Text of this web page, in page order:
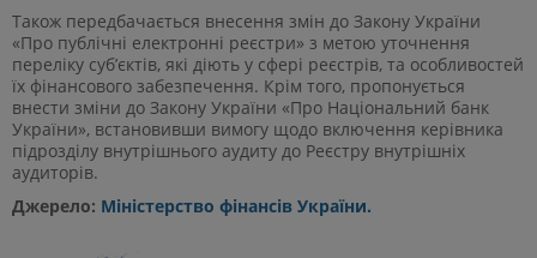
Також передбачається внесення змін до Закону України
«Про публічні електронні реєстри» з метою уточнення
переліку суб’єктів, які діють у сфері реєстрів, та особливостей
їх фінансового забезпечення. Крім того, пропонується
внести зміни до Закону України «Про Національний банк
України», встановивши вимогу щодо включення керівника
підрозділу внутрішнього аудиту до Реєстру внутрішніх
аудиторів.
Джерело: Міністерство фінансів України.